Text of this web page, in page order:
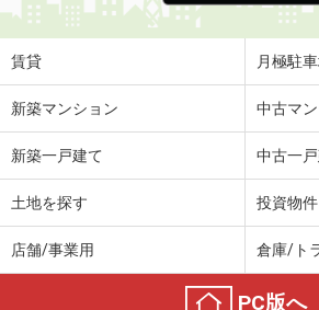
賃貸 月極駐
新築マンション 中古マ
新築一戸建て 中古一
土地を探す 投資物
店舗/事業用 倉庫/ト
PC版へ